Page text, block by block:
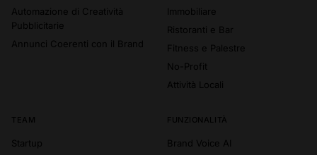
Automazione di Creatività
Pubblicitarie
Annunci Coerenti con il Brand
Immobiliare
Ristoranti e Bar
Fitness e Palestre
No-Profit
Attività Locali
TEAM
Startup
FUNZIONALITÀ
Brand Voice AI